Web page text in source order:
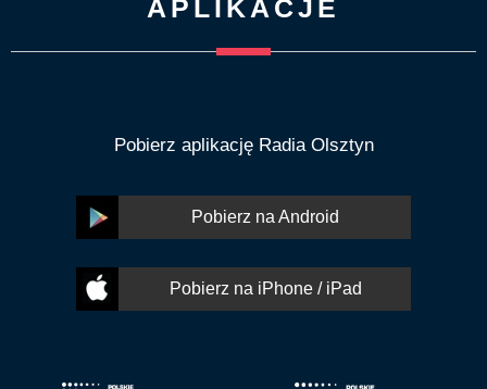
APLIKACJE
Pobierz aplikację Radia Olsztyn
Pobierz na Android
Pobierz na iPhone / iPad